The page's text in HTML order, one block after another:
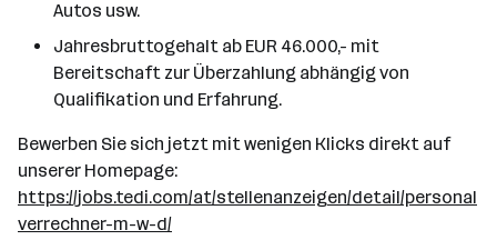
Autos usw.
Jahresbruttogehalt ab EUR 46.000,- mit
Bereitschaft zur Überzahlung abhängig von
Qualifikation und Erfahrung.
Bewerben Sie sich jetzt mit wenigen Klicks direkt auf
unserer Homepage:
https://jobs.tedi.com/at/stellenanzeigen/detail/personal
verrechner-m-w-d/